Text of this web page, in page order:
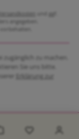
Warenkorb enthält 0
Versandkosten
und ggf.
angegeben.
zu machen.
Sie uns bitte.
Erklärung zur